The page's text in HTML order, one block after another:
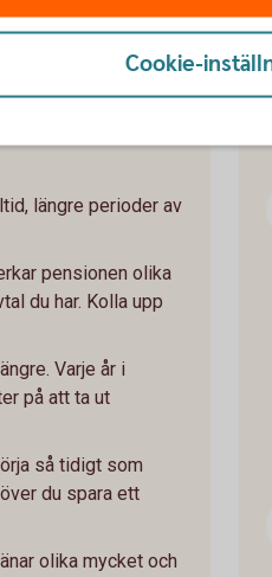
längre perioder av
pensionen olika
du har. Kolla upp
Varje år i
på att ta ut
så tidigt som
du spara ett
olika mycket och
Cookie-